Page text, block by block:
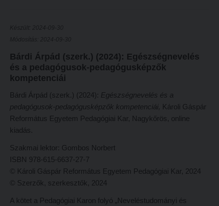
Hittanoktató- és Kántorképző Intézet
Pedagógusképző Intézet
Gyakorlati és Továbbképzési Intézet
Minőségbiztosítás
Rektori utasítások
A kar vezetése
Intézményi lelkipásztor
Hitélet
Pedagógusképző Intézet
Gyakorlati és Továbbképzési Intézet
Bárdi Árpád (szerk.) (2024): Egészségnevelés
és a pedagógusok-pedagógusképzők
kompetenciái
Bárdi Árpád (szerk.) (2024): Egészségnevelés és a
pedagógusok-pedagógusképzők kompetenciái, Károli Gáspár
Református Egyetem Pedagógiai Kar, Nagykőrös, online
kiadás.
Szakmai lektor: Gombos Norbert
ISBN 978-615-6637-27-7
© Károli Gáspár Református Egyetem Pedagógiai Kar, 2024
© Szerzők, szerkesztők, 2024
A kötet a Pedagógiai Karon folyó „Neveléstudományi és